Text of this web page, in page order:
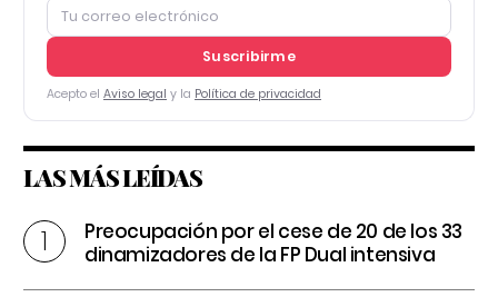
Suscribirme
Acepto el Aviso legal y la Política de privacidad
LAS MÁS LEÍDAS
Preocupación por el cese de 20 de los 33
dinamizadores de la FP Dual intensiva